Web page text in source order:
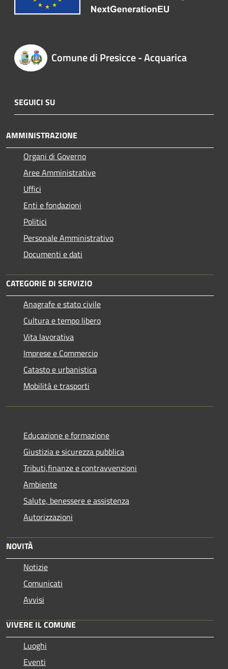
Comune di Presicce - Acquarica
SEGUICI SU
AMMINISTRAZIONE
Organi di Governo
Aree Amministrative
Uffici
Enti e fondazioni
Politici
Personale Amministrativo
Documenti e dati
CATEGORIE DI SERVIZIO
Anagrafe e stato civile
Cultura e tempo libero
Vita lavorativa
Imprese e Commercio
Catasto e urbanistica
Mobilità e trasporti
Educazione e formazione
Giustizia e sicurezza pubblica
Tributi,finanze e contravvenzioni
Ambiente
Salute, benessere e assistenza
Autorizzazioni
NOVITÀ
Notizie
Comunicati
Avvisi
VIVERE IL COMUNE
Luoghi
Eventi